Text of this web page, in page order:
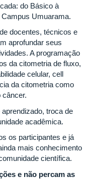
do Básico à
Campus Umuarama.
docentes, técnicos e
aprofundar seus
A programação
da citometria de fluxo,
celular, cell
da citometria como
câncer.
troca de
acadêmica.
os participantes e já
mais conhecimento
científica.
e não percam as